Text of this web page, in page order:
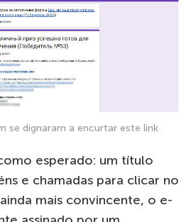
se dignaram a encurtar este link
esperado: um título
e chamadas para clicar no
mais convincente, o e-